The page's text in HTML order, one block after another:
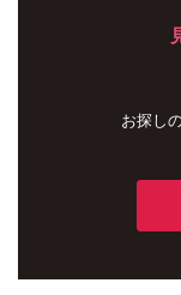
お探し